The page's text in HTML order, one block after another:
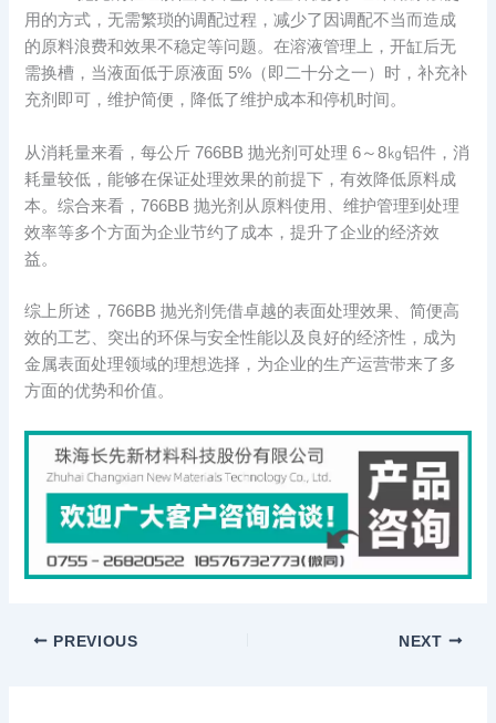
用的方式，无需繁琐的调配过程，减少了因调配不当而造成
的原料浪费和效果不稳定等问题。在溶液管理上，开缸后无
需换槽，当液面低于原液面 5%（即二十分之一）时，补充补
充剂即可，维护简便，降低了维护成本和停机时间。​
从消耗量来看，每公斤 766BB 抛光剂可处理 6～8㎏铝件，消
耗量较低，能够在保证处理效果的前提下，有效降低原料成
本。综合来看，766BB 抛光剂从原料使用、维护管理到处理
效率等多个方面为企业节约了成本，提升了企业的经济效
益。​
综上所述，766BB 抛光剂凭借卓越的表面处理效果、简便高
效的工艺、突出的环保与安全性能以及良好的经济性，成为
金属表面处理领域的理想选择，为企业的生产运营带来了多
方面的优势和价值。
PREVIOUS NEXT